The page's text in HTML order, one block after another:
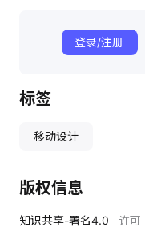
登录/注册
标签
移动设计
版权信息
知识共享-署名4.0 许可